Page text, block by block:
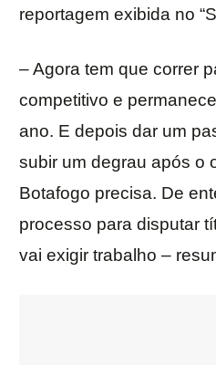
reportagem exibida no
– Agora tem que correr
competitivo e
ano. E depois dar um
subir um degrau após o
Botafogo precisa. De
processo para disputar
vai exigir trabalho –